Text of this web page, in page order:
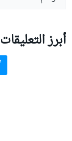
أبرز التعليقات